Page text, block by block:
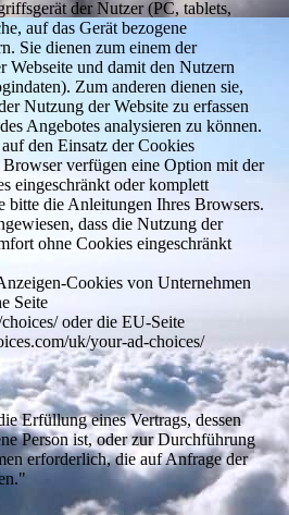
der Nutzer (PC, tablets,
auf das Gerät bezogene
Sie dienen zum einem der
Webseite und damit den Nutzern
Zum anderen dienen sie,
Nutzung der Website zu erfassen
Angebotes analysieren zu können.
den Einsatz der Cookies
verfügen eine Option mit der
eingeschränkt oder komplett
bitte die Anleitungen Ihres Browsers.
dass die Nutzung der
ohne Cookies eingeschränkt
Cookies von Unternehmen
Seite
oder die EU-Seite
uk/your-ad-choices/
Erfüllung eines Vertrags, dessen
Person ist, oder zur Durchführung
erforderlich, die auf Anfrage der